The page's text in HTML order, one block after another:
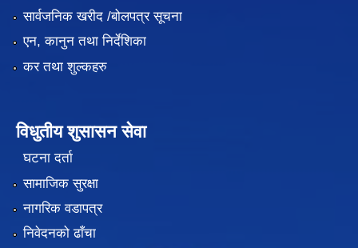
सार्वजनिक खरीद /बोलपत्र सूचना
एन, कानुन तथा निर्देशिका
कर तथा शुल्कहरु
विधुतीय शुसासन सेवा
घटना दर्ता
सामाजिक सुरक्षा
नागरिक वडापत्र
निवेदनको ढाँचा